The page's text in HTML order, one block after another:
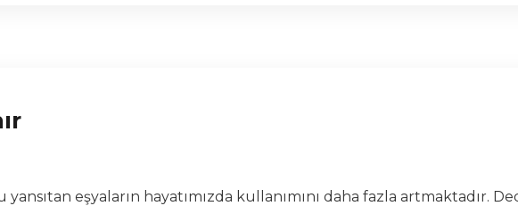
eşyaların hayatımızda kullanımını daha fazla artmaktadır.